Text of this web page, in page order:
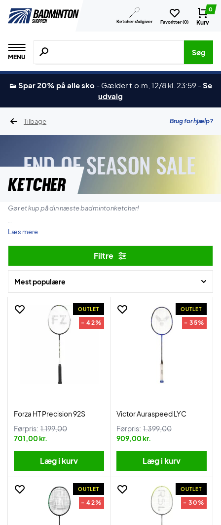
Ketcher rådgiver Favoritter (0)
0
Kurv
MENU
Søg efter produkter, mærker etc.
Søg
👟 Spar 20% på alle sko - Gælder t.o.m, 12/8 kl. 23:59 -Se
udvalg
Tilbage Brug for hjælp?
Ketcher
Gør et kup på din næste badmintonketcher!
Vi rydder op og gør plads til nye modeller - og derfor finder du lige nu
God shopping!
Læs mere
Filtre
Mest populære
OUTLET
- 42%
Forza HT Precision 92S
Førpris: 1.199,00
701,00 kr.
Læg i kurv
OUTLET
- 35%
Victor Auraspeed LYC
Førpris: 1.399,00
909,00 kr.
Læg i kurv
OUTLET
- 42%
OUTLET
- 30%